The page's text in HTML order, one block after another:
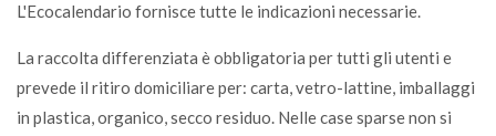
L'Ecocalendario fornisce tutte le indicazioni necessarie.
La raccolta differenziata è obbligatoria per tutti gli utenti e
prevede il ritiro domiciliare per: carta, vetro-lattine, imballaggi
in plastica, organico, secco residuo. Nelle case sparse non si